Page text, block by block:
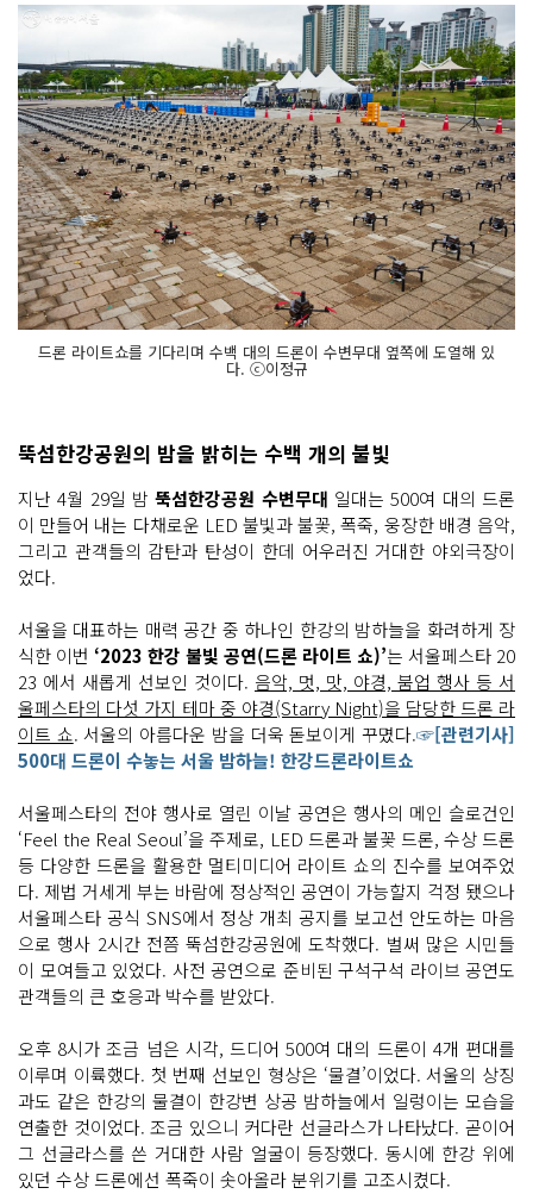
드론 라이트쇼를 기다리며 수백 대의 드론이 수변무대 옆쪽에 도열해 있
다. ⓒ이정규
뚝섬한강공원의 밤을 밝히는 수백 개의 불빛
지난 4월 29일 밤뚝섬한강공원 수변무대 일대는 500여 대의 드론
이 만들어 내는 다채로운 LED 불빛과 불꽃, 폭죽, 웅장한 배경 음악,
그리고 관객들의 감탄과 탄성이 한데 어우러진 거대한 야외극장이
었다.
서울을 대표하는 매력 공간 중 하나인 한강의 밤하늘을 화려하게 장
식한 이번 ‘2023 한강 불빛 공연(드론 라이트 쇼)’는 서울페스타 20
23 에서 새롭게 선보인 것이다. 음악, 멋, 맛, 야경, 붐업 행사 등 서
울페스타의 다섯 가지 테마 중 야경(Starry Night)을 담당한 드론 라
이트 쇼. 서울의 아름다운 밤을 더욱 돋보이게 꾸몄다.☞[관련기사]
500대 드론이 수놓는 서울 밤하늘! 한강드론라이트쇼
서울페스타의 전야 행사로 열린 이날 공연은 행사의 메인 슬로건인
‘Feel the Real Seoul’을 주제로, LED 드론과 불꽃 드론, 수상 드론
등 다양한 드론을 활용한 멀티미디어 라이트 쇼의 진수를 보여주었
다. 제법 거세게 부는 바람에 정상적인 공연이 가능할지 걱정 됐으나
서울페스타 공식 SNS에서 정상 개최 공지를 보고선 안도하는 마음
으로 행사 2시간 전쯤 뚝섬한강공원에 도착했다. 벌써 많은 시민들
이 모여들고 있었다. 사전 공연으로 준비된 구석구석 라이브 공연도
관객들의 큰 호응과 박수를 받았다.
오후 8시가 조금 넘은 시각, 드디어 500여 대의 드론이 4개 편대를
이루며 이륙했다. 첫 번째 선보인 형상은 ‘물결’이었다. 서울의 상징
과도 같은 한강의 물결이 한강변 상공 밤하늘에서 일렁이는 모습을
연출한 것이었다. 조금 있으니 커다란 선글라스가 나타났다. 곧이어
그 선글라스를 쓴 거대한 사람 얼굴이 등장했다. 동시에 한강 위에
있던 수상 드론에선 폭죽이 솟아올라 분위기를 고조시켰다.